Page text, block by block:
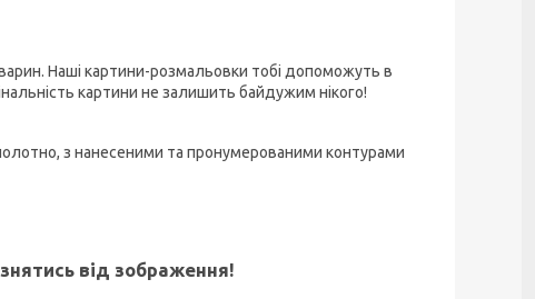
Наші картини-розмальовки тобі допоможуть в
картини не залишить байдужим нікого!
з нанесеними та пронумерованими контурами
від зображення!